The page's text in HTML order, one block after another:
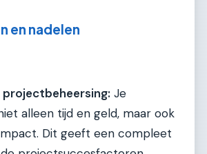
en nadelen
Je
alleen tijd en geld, maar ook
Dit geeft een compleet